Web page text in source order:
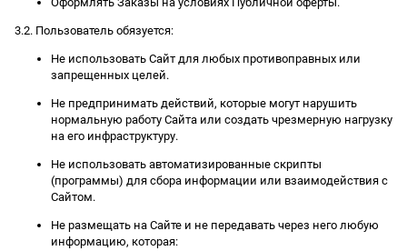
3.2. Пользователь обязуется:
Не использовать Сайт для любых противоправных или
запрещенных целей.
Не предпринимать действий, которые могут нарушить
нормальную работу Сайта или создать чрезмерную нагрузку
на его инфраструктуру.
Не использовать автоматизированные скрипты
(программы) для сбора информации или взаимодействия с
Сайтом.
Не размещать на Сайте и не передавать через него любую
информацию, которая: